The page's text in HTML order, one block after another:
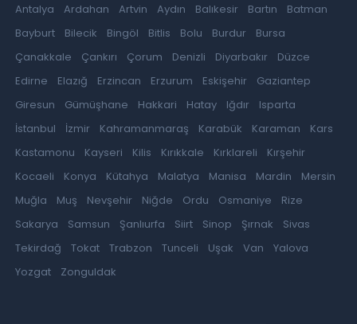
Antalya
Ardahan Artvin Aydın Balıkesir Bartın
Batman
Bayburt
Bilecik Bingöl Bitlis Bolu Burdur
Bursa
Çanakkale
Çankırı Çorum Denizli Diyarbakır
Düzce
Edirne
Elazığ Erzincan Erzurum Eskişehir
Gaziantep
Giresun
Gümüşhane Hakkari Hatay Iğdır
Isparta
İstanbul
İzmir Kahramanmaraş Karabük Karaman
Kars
Kastamonu
Kayseri Kilis Kırıkkale Kırklareli
Kırşehir
Kocaeli
Konya Kütahya Malatya Manisa Mardin
Mersin
Muğla
Muş Nevşehir Niğde Ordu Osmaniye
Rize
Sakarya
Samsun Şanlıurfa Siirt Sinop Şırnak
Sivas
Tekirdağ
Tokat Trabzon Tunceli Uşak Van
Yalova
Yozgat
Zonguldak